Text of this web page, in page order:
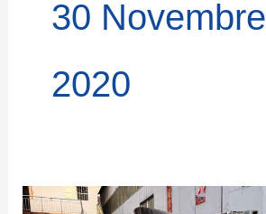
30 Novembre
2020
Combien